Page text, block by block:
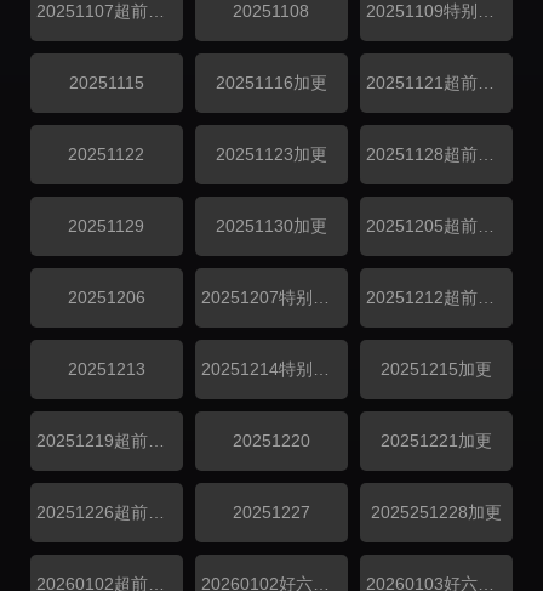
20251108
20251115 20251116加更 20251121超前探班
20251122 20251123加更 20251128超前探班
20251129 20251130加更 20251205超前探班
20251206 20251212超前探班
20251213 20251215加更
20251220 20251221加更
20251227 2025251228加更
20260102好六看好剧 20260103好六看好剧